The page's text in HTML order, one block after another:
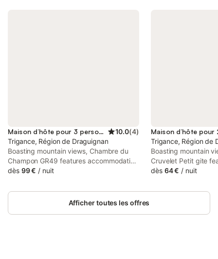
Maison d’hôte pour 3 personnes 10.0(4)
Trigance, Région de Draguignan
Boasting mountain views, Chambre du
Champon GR49 features accommodation
with a garden, around 49 km from Saint-
access to a terrace, free private parking
dès 99 € / nuit
Trigance, Région de
Boasting mountain
Cruvelet Petit gite
accommodation
Taulane Golf
dès 64 € / nuit
Afficher toutes les offres